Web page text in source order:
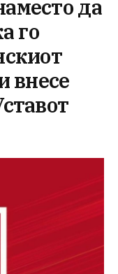
да
го
внесе